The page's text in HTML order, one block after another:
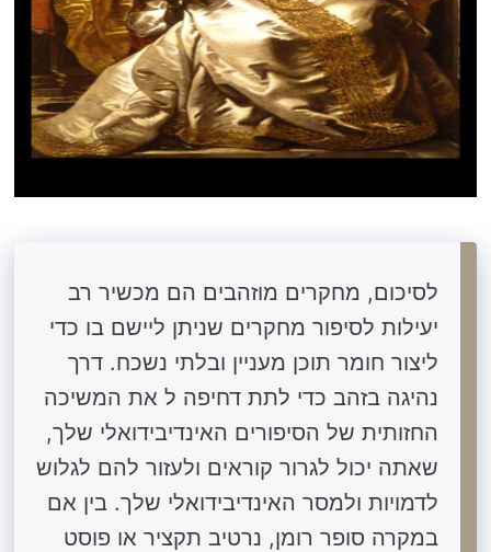
לסיכום, מחקרים מוזהבים הם מכשיר רב
יעילות לסיפור מחקרים שניתן ליישם בו כדי
ליצור חומר תוכן מעניין ובלתי נשכח. דרך
נהיגה בזהב כדי לתת דחיפה ל את המשיכה
החזותית של הסיפורים האינדיבידואלי שלך,
שאתה יכול לגרור קוראים ולעזור להם לגלוש
לדמויות ולמסר האינדיבידואלי שלך. בין אם
במקרה סופר רומן, נרטיב תקציר או פוסט